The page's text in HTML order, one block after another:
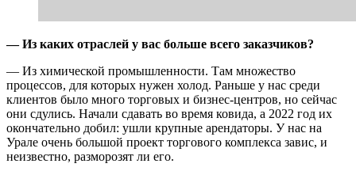
— Из каких отраслей у вас больше всего заказчиков?
— Из химической промышленности. Там множество
процессов, для которых нужен холод. Раньше у нас среди
клиентов было много торговых и бизнес-центров, но сейчас
они сдулись. Начали сдавать во время ковида, а 2022 год их
окончательно добил: ушли крупные арендаторы. У нас на
Урале очень большой проект торгового комплекса завис, и
неизвестно, разморозят ли его.